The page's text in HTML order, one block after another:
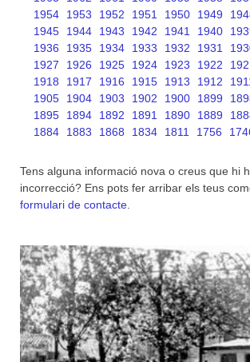
1954
1953 1952 1951 1950 1949
1945
1944 1943 1942 1941 1940
1936
1935 1934 1933 1932 1931
1927
1926 1925 1924 1923 1922
1918
1917 1916 1915 1913 1912
1905
1904 1903 1902 1900 1899
1895
1894 1892 1891 1890 1889
1884
1883 1868 1834 1811 1756
Tens alguna informació nova o creus que hi
incorrecció? Ens pots fer arribar els teus
formulari de contacte